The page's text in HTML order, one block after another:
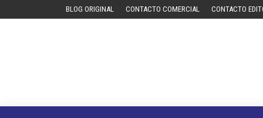
BLOG ORIGINAL CONTACTO COMERCIAL CONTACTO